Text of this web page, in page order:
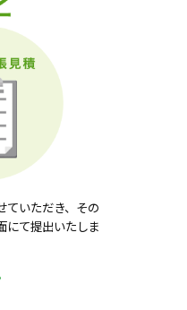
ていただき、その
にて提出いたしま